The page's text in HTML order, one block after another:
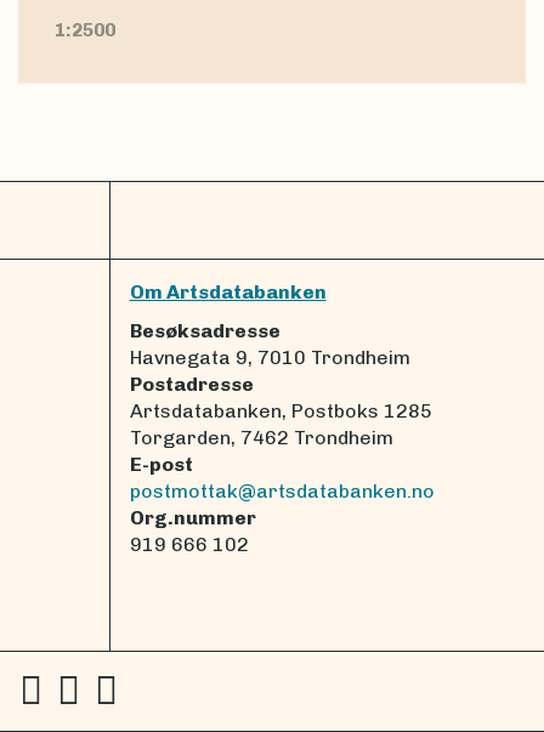
1:2500
Om Artsdatabanken
Besøksadresse
Havnegata 9, 7010 Trondheim
Postadresse
Artsdatabanken, Postboks 1285
Torgarden, 7462 Trondheim
E-post
postmottak@artsdatabanken.no
Org.nummer
919 666 102